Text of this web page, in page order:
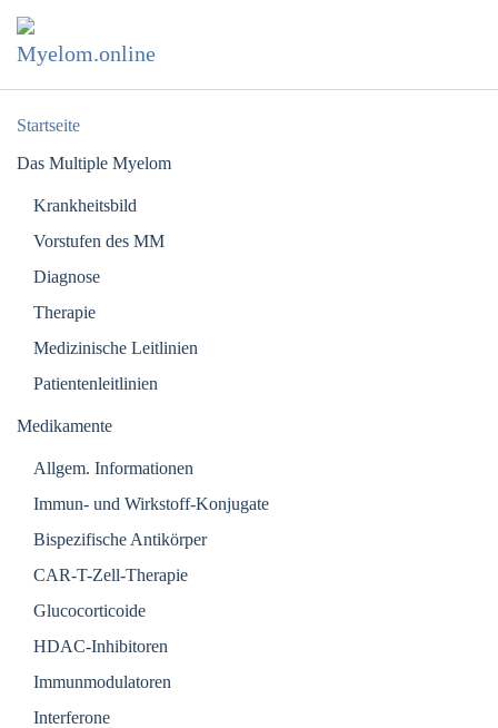
Zum Hauptinhalt springen
Startseite
Das Multiple Myelom
Krankheitsbild
Vorstufen des MM
Diagnose
Therapie
Medizinische Leitlinien
Patientenleitlinien
Medikamente
Allgem. Informationen
Immun- und Wirkstoff-Konjugate
Bispezifische Antikörper
CAR-T-Zell-Therapie
Glucocorticoide
HDAC-Inhibitoren
Immunmodulatoren
Interferone